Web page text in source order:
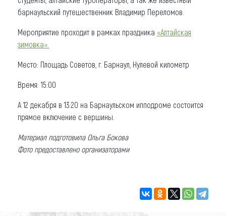
барнаульский путешественник Владимир Переломов.
Мероприятие проходит в рамках праздника «Алтайская
зимовка».
Место: Площадь Советов, г. Барнаул, Нулевой километр
Время: 15:00
А 12 декабря в 13:20 на Барнаульском ипподроме состоится
прямое включение с вершины.
Материал подготовила Ольга Бокова
Фото предоставлено организаторами